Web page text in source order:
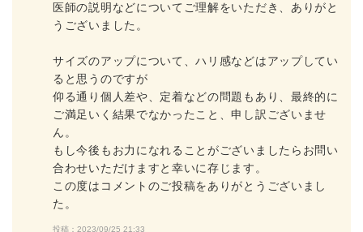
医師の説明などについてご理解をいただき、ありがと
うございました。
サイズのアップについて、ハリ感などはアップしてい
ると思うのですが
仰る通り個人差や、定着などの問題もあり、最終的に
ご満足いく結果でなかったこと、申し訳ございませ
ん。
もし今後もお力になれることがございましたらお問い
合わせいただけますと幸いに存じます。
この度はコメントのご投稿をありがとうございまし
た。
投稿：2023/09/25 21:33